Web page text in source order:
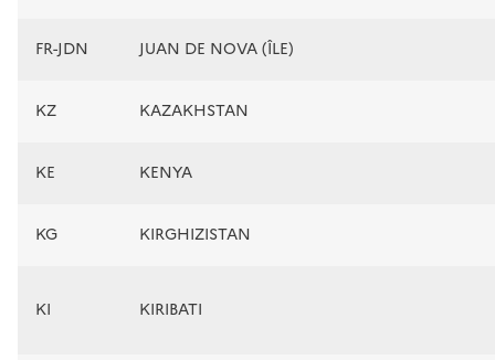
FR-JDN JUAN DE NOVA (ÎLE)
KZ KAZAKHSTAN
KE KENYA
KG KIRGHIZISTAN
KI KIRIBATI